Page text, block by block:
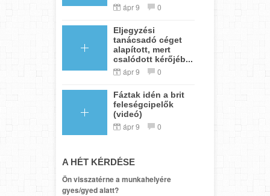
ápr 9 0
Eljegyzési
tanácsadó céget
alapított, mert
csalódott kérőjéb...
ápr 9 0
Fáztak idén a brit
feleségcipelők
(videó)
ápr 9 0
A HÉT KÉRDÉSE
Ön visszatérne a munkahelyére
gyes/gyed alatt?